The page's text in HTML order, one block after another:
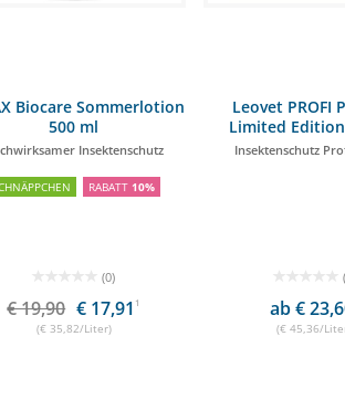
Biocare Sommerlotion
500 ml
Insektenschutz
RABATT 10%
(0)
€ 19,90 € 17,91 1
(€ 35,82/Liter)
Leovet PROFI
Limited
Insektenschutz
ab €
(€ 45,36/